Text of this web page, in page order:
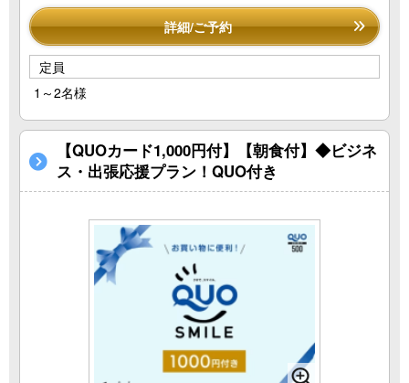
詳細/ご予約
定員
1～2名様
【QUOカード1,000円付】【朝食付】◆ビジネ
ス・出張応援プラン！QUO付き